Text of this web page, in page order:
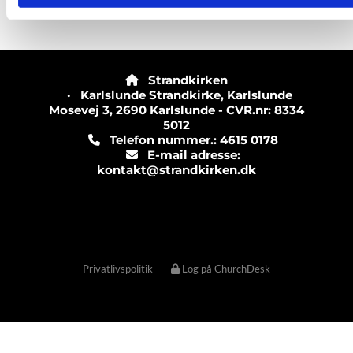

Strandkirken
· Karlslunde Strandkirke, Karlslunde
Mosevej 3, 2690 Karlslunde - CVR.nr: 8334
5012
Telefon nummer.: 4615 0178
E-mail adresse:
kontakt@strandkirken.dk
Privatlivspolitik Log på ChurchDesk